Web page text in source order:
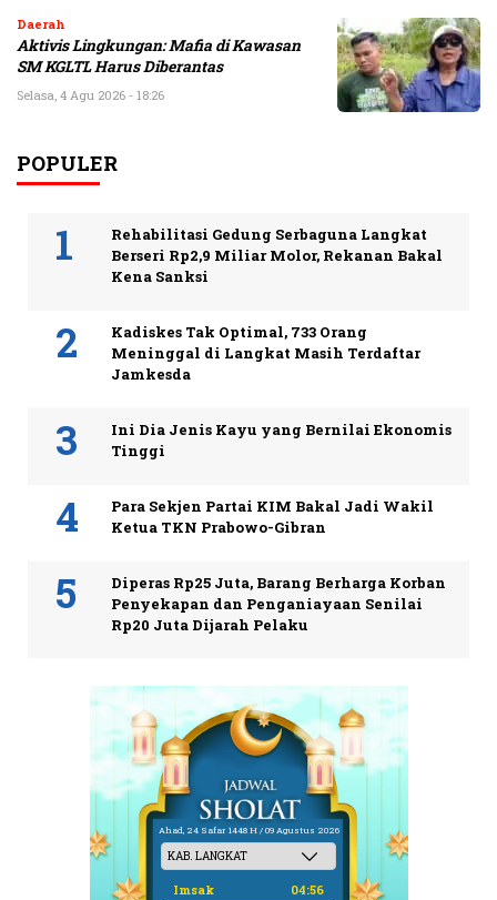
Daerah
Aktivis Lingkungan: Mafia di Kawasan
SM KGLTL Harus Diberantas
Selasa, 4 Agu 2026 - 18:26
POPULER
Rehabilitasi Gedung Serbaguna Langkat
Berseri Rp2,9 Miliar Molor, Rekanan Bakal
Kena Sanksi
Kadiskes Tak Optimal, 733 Orang
Meninggal di Langkat Masih Terdaftar
Jamkesda
Ini Dia Jenis Kayu yang Bernilai Ekonomis
Tinggi
Para Sekjen Partai KIM Bakal Jadi Wakil
Ketua TKN Prabowo-Gibran
Diperas Rp25 Juta, Barang Berharga Korban
Penyekapan dan Penganiayaan Senilai
Rp20 Juta Dijarah Pelaku
Ahad, 24 Safar 1448 H / 09 Agustus 2026
Imsak 04:56